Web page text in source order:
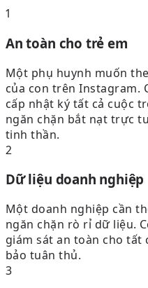
1
An toàn cho trẻ em
Một phụ huynh muốn
của con trên Instagram.
cấp nhật ký tất cả cuộc
ngăn chặn bắt nạt trực
tinh thần.
2
Dữ liệu doanh nghiệp
Một doanh nghiệp cần
ngăn chặn rò rỉ dữ liệu.
giám sát an toàn cho tất
bảo tuân thủ.
3